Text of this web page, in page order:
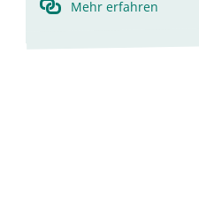
Mehr erfahren